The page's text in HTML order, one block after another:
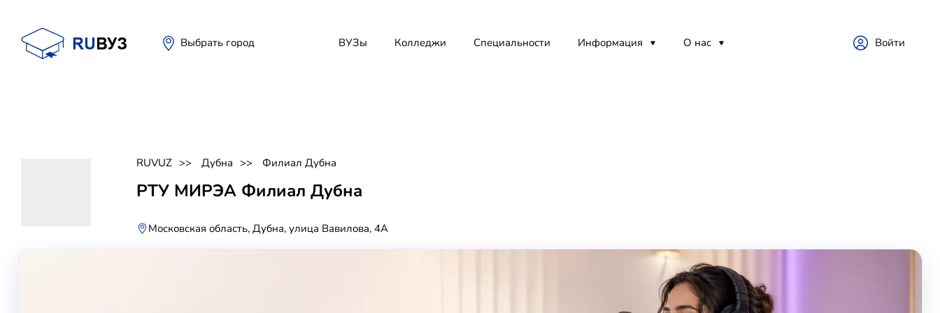
Выбрать город ВУЗы Колледжи Специальности Информация О нас Войти
RUVUZ Дубна Филиал Дубна
РТУ МИРЭА Филиал Дубна
Московская область, Дубна, улица Вавилова, 4А